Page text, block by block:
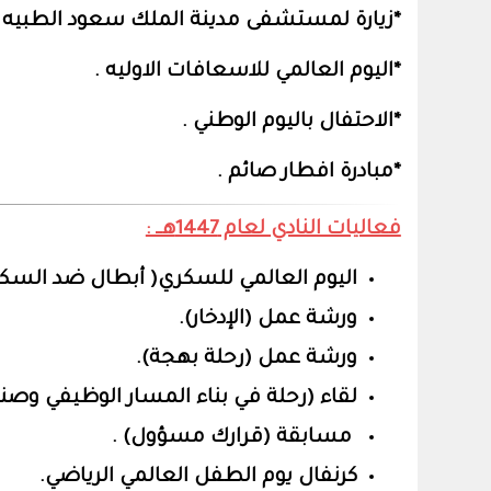
*زيارة لمستشفى مدينة الملك سعود الطبيه
*اليوم العالمي للاسعافات الاوليه .
*الاحتفال باليوم الوطني .
*مبادرة افطار صائم .
فعاليات النادي لعام 1447هــ :
اليوم العالمي للسكري( أبطال ضد
ورشة عمل (الإدخار).
ورشة عمل (رحلة بهجة).
لقاء (رحلة في بناء المسار الوظيفي
مسابقة (قرارك مسؤول) .
كرنفال يوم الطفل العالمي الرياضي.